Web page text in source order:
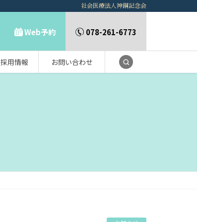
社会医療法人神鋼記念会
Web予約 078-261-6773
採用情報 お問い合わせ サイト内検索